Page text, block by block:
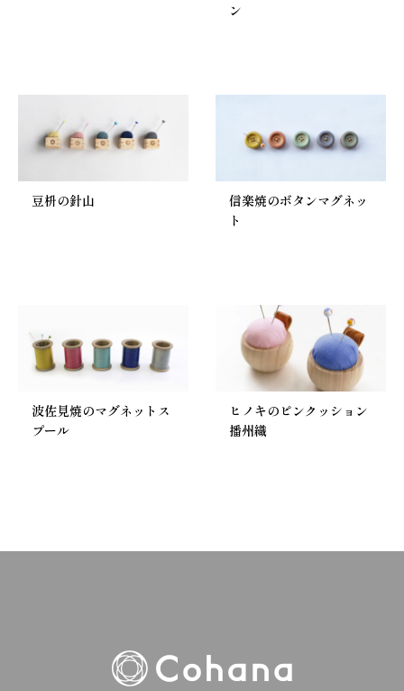
ン
豆枡の針山
信楽焼のボタンマグネッ
ト
波佐見焼のマグネットス
プール
ヒノキのピンクッション
播州織